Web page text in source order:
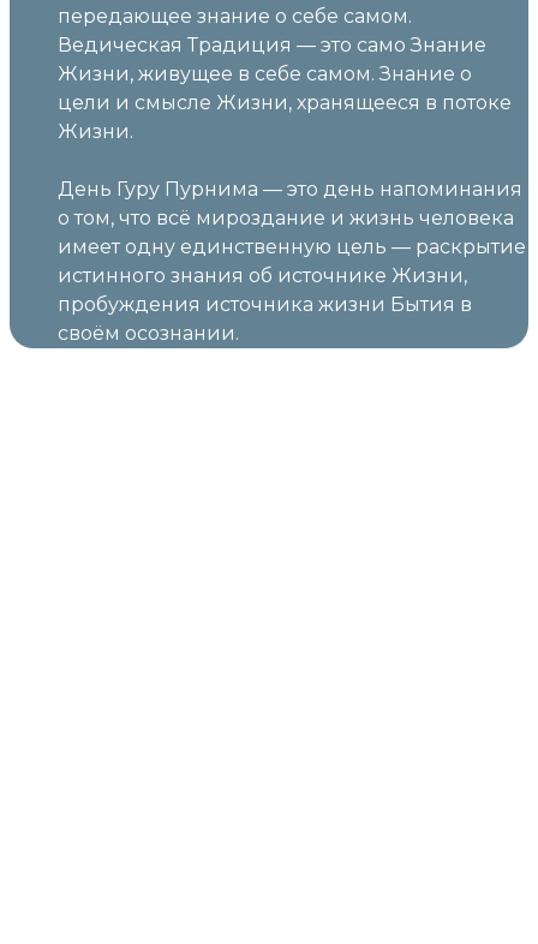
передающее знание о себе самом.
Ведическая Традиция — это само Знание
Жизни, живущее в себе самом. Знание о
цели и смысле Жизни, хранящееся в потоке
Жизни.
День Гуру Пурнима — это день напоминания
о том, что всё мироздание и жизнь человека
имеет одну единственную цель — раскрытие
истинного знания об источнике Жизни,
пробуждения источника жизни Бытия в
своём осознании.